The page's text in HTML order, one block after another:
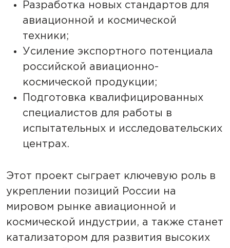
Разработка новых стандартов для
авиационной и космической
техники;
Усиление экспортного потенциала
российской авиационно-
космической продукции;
Подготовка квалифицированных
специалистов для работы в
испытательных и исследовательских
центрах.
Этот проект сыграет ключевую роль в
укреплении позиций России на
мировом рынке авиационной и
космической индустрии, а также станет
катализатором для развития высоких